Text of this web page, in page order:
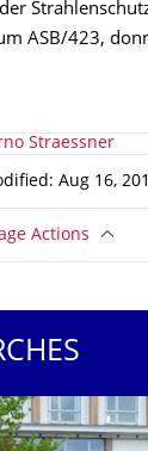
ASB/423,
Straessner
Aug 16,
Actions